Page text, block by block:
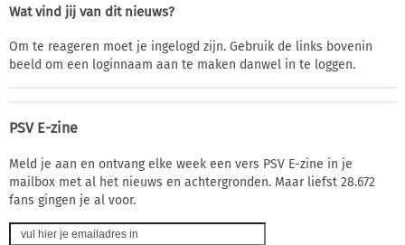
Wat vind jij van dit nieuws?
Om te reageren moet je ingelogd zijn. Gebruik de links bovenin
beeld om een loginnaam aan te maken danwel in te loggen.
PSV E-zine
Meld je aan en ontvang elke week een vers PSV E-zine in je
mailbox met al het nieuws en achtergronden. Maar liefst 28.672
fans gingen je al voor.